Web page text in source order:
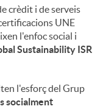
crèdit i de serveis
UNE
l'enfoc social i
Sustainability ISR
l'esforç del Grup
socialment